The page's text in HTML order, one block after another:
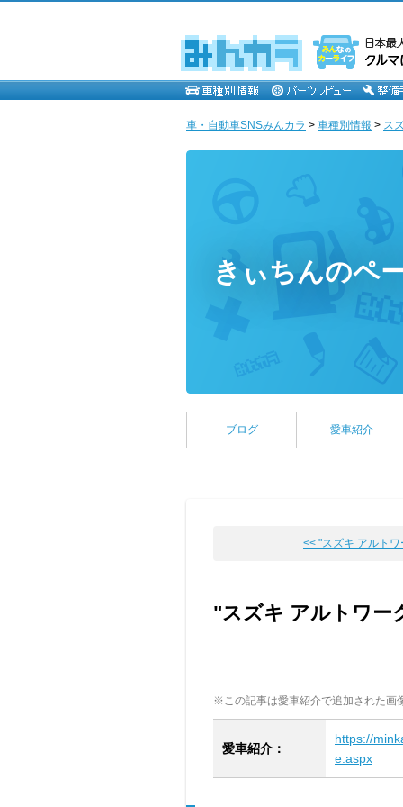
車・自動車SNSみんカラ > 車種別情報 > ス
きぃちんのペ
ブログ 愛車紹介
<< "スズキ アルトワ
"スズキ アルトワー
※この記事は愛車紹介で追加された画
愛車紹介：
https://
e.aspx